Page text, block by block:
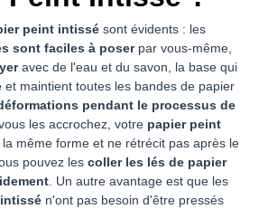
peint intissé sont évidents : les
sont faciles à poserpar vous-même,
avec de l'eau et du savon, la base qui
et maintient toutes les bandes de papier
pendant le processus de
les accrochez, votre papier peint
même forme et ne rétrécit pas après le
pouvez les coller les lés de papier
. Un autre avantage est que les
n'ont pas besoin d'être pressés